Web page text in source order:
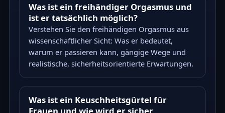
Was ist ein freihändiger Orgasmus und
ist er tatsächlich möglich?
Verstehen Sie den freihändigen Orgasmus aus
wissenschaftlicher Sicht: Was er bedeutet,
warum er passieren kann, gängige Wege und
realistische, sicherheitsorientierte Erwartungen.
Was ist ein Keuschheitsgürtel für
Frauen und wie wird er sicher